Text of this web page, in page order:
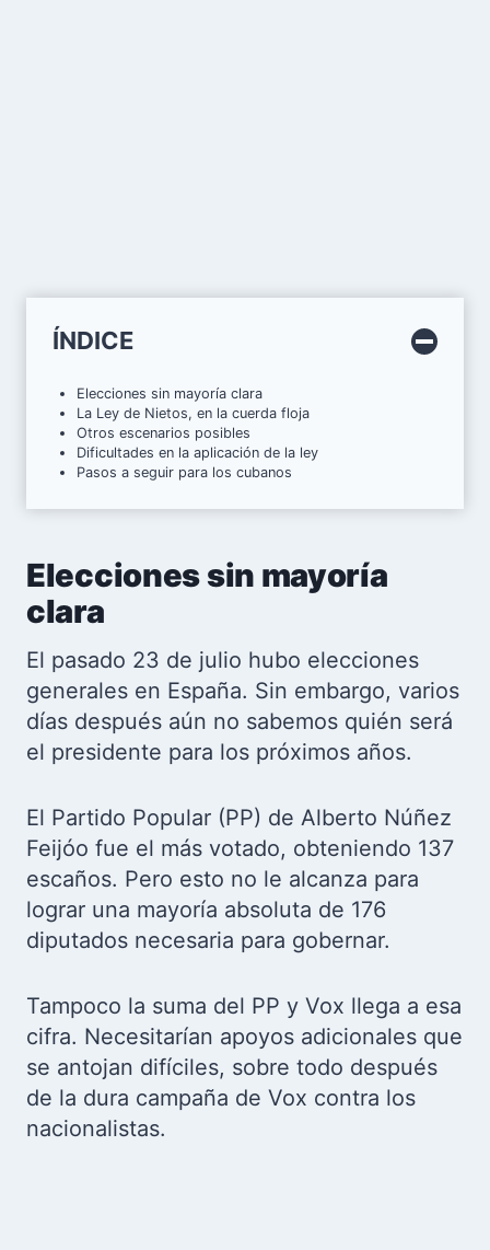
ÍNDICE
Elecciones sin mayoría clara
La Ley de Nietos, en la cuerda floja
Otros escenarios posibles
Dificultades en la aplicación de la ley
Pasos a seguir para los cubanos
Elecciones sin mayoría
clara
El pasado 23 de julio hubo elecciones
generales en España. Sin embargo, varios
días después aún no sabemos quién será
el presidente para los próximos años.
El Partido Popular (PP) de Alberto Núñez
Feijóo fue el más votado, obteniendo 137
escaños. Pero esto no le alcanza para
lograr una mayoría absoluta de 176
diputados necesaria para gobernar.
Tampoco la suma del PP y Vox llega a esa
cifra. Necesitarían apoyos adicionales que
se antojan difíciles, sobre todo después
de la dura campaña de Vox contra los
nacionalistas.